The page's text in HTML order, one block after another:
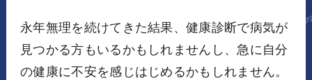
永年無理を続けてきた結果、健康診断で病気が
見つかる方もいるかもしれませんし、急に自分
の健康に不安を感じはじめるかもしれません。